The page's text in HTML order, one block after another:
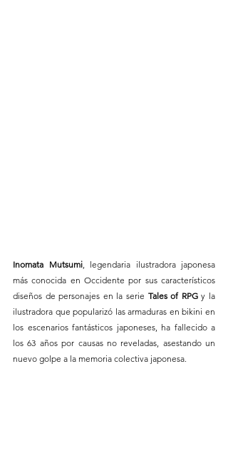
Inomata Mutsumi, legendaria ilustradora japonesa
más conocida en Occidente por sus característicos
diseños de personajes en la serie Tales of RPG y la
ilustradora que popularizó las armaduras en bikini en
los escenarios fantásticos japoneses, ha fallecido a
los 63 años por causas no reveladas, asestando un
nuevo golpe a la memoria colectiva japonesa.